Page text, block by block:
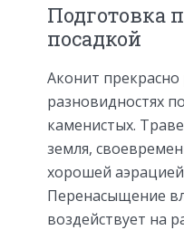
Подготовка
посадкой
Аконит прекрасно
разновидностях
каменистых.
земля,
хорошей
Перенасыщение
воздействует на